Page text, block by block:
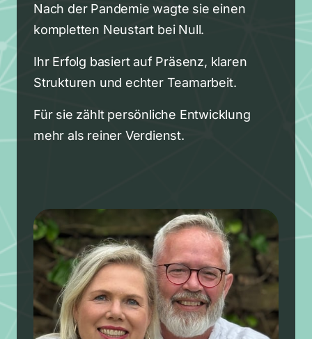
Nach der Pandemie wagte sie einen
kompletten Neustart bei Null.
Ihr Erfolg basiert auf Präsenz, klaren
Strukturen und echter Teamarbeit.
Für sie zählt persönliche Entwicklung
mehr als reiner Verdienst.